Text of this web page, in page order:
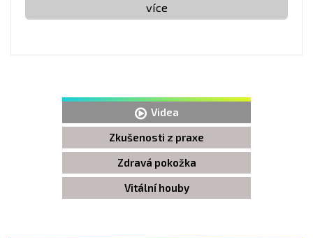
více
Videa
Zkušenosti z praxe
Zdravá pokožka
Vitální houby